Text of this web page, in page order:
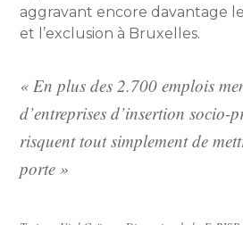
aggravant encore davantage
et l’exclusion à Bruxelles.
« En plus des 2.700 emplois
d’entreprises d’insertion socio-
risquent tout simplement de
porte »